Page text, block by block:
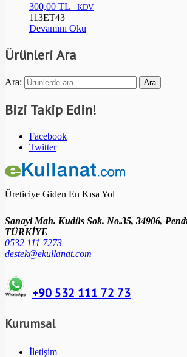
300,00 TL +KDV
113ET43
Devamını Oku
Ürünleri Ara
Ara: Ara
Bizi Takip Edin!
Facebook
Twitter
Üreticiye Giden En Kısa Yol
Sanayi Mah. Kudüs Sok. No.35, 34906,
TÜRKİYE
0532 111 7273
destek@ekullanat.com
+90 532 111 72 73
Kurumsal
İletişim